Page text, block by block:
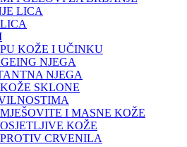
LICA
KOŽE I UČINKU
NJEGA
NJEGA
SKLONE
I MASNE KOŽE
KOŽE
CRVENILA